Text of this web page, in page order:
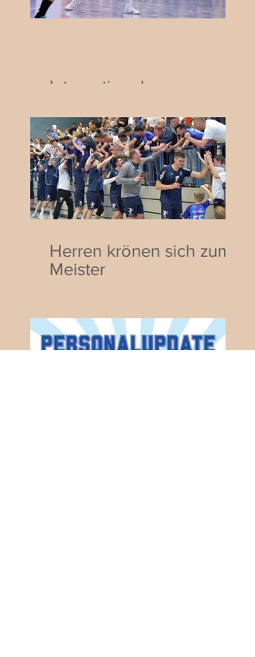
Internationaler
Deutschland trifft auf die
Schweiz
Herren krönen sich zum
Meister